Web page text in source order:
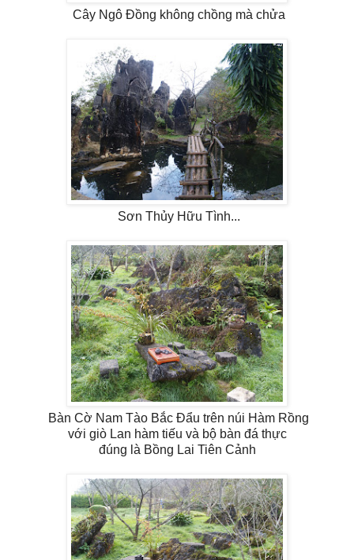
Cây Ngô Đồng không chồng mà chửa
Sơn Thủy Hữu Tình...
Bàn Cờ Nam Tào Bắc Đẩu trên núi Hàm Rồng
với giò Lan hàm tiếu và bộ bàn đá thực
đúng là Bồng Lai Tiên Cảnh